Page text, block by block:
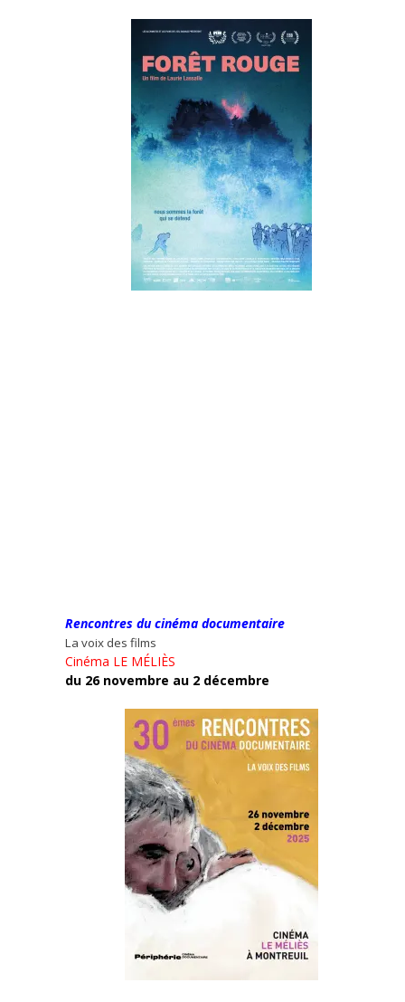
Rencontres du cinéma documentaire
La voix des films
Cinéma LE MÉLIÈS
du 26 novembre au 2 décembre